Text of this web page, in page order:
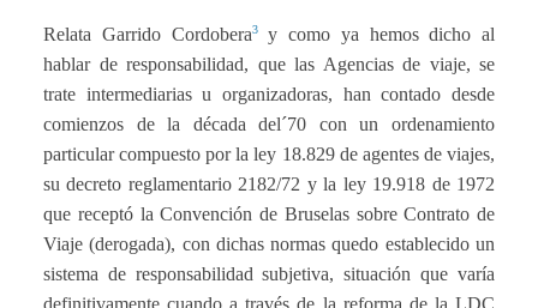
Relata Garrido Cordobera3y como ya hemos dicho al
hablar de responsabilidad, que las Agencias de viaje, se
trate intermediarias u organizadoras, han contado desde
comienzos de la década del´70 con un ordenamiento
particular compuesto por la ley 18.829 de agentes de viajes,
su decreto reglamentario 2182/72 y la ley 19.918 de 1972
que receptó la Convención de Bruselas sobre Contrato de
Viaje (derogada), con dichas normas quedo establecido un
sistema de responsabilidad subjetiva, situación que varía
definitivamente cuando a través de la reforma de la LDC